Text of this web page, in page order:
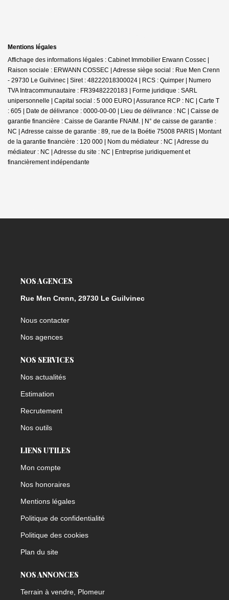
Mentions légales
Affichage des informations légales : Cabinet Immobilier Erwann Cossec |
Raison sociale : ERWANN COSSEC | Adresse siège social : Rue Men Crenn
- 29730 Le Guilvinec | Siret : 48222018300024 | RCS : Quimper | Numero
TVA Intracommunautaire : FR39482220183 | Forme juridique : SARL
unipersonnelle | Capital social : 5 000 EURO | Assurance RCP : NC | Carte T
: 605 | Date de délivrance : 0000-00-00 | Lieu de délivrance : NC | Caisse de
garantie financière : Caisse de Garantie FNAIM. | N° de caisse de garantie :
NC | Adresse caisse de garantie : 89, rue de la Boétie 75008 PARIS | Montant
de la garantie financière : 120 000 | Nom du médiateur : NC | Adresse du
médiateur : NC | Adresse du site : NC | Entreprise juridiquement et
financièrement indépendante
NOS AGENCES
Rue Men Crenn, 29730 Le Guilvinec
Nous contacter
Nos agences
NOS SERVICES
Nos actualités
Estimation
Recrutement
Nos outils
LIENS UTILES
Mon compte
Nos honoraires
Mentions légales
Politique de confidentialité
Politique des cookies
Plan du site
NOS ANNONCES
Terrain à vendre, Plomeur